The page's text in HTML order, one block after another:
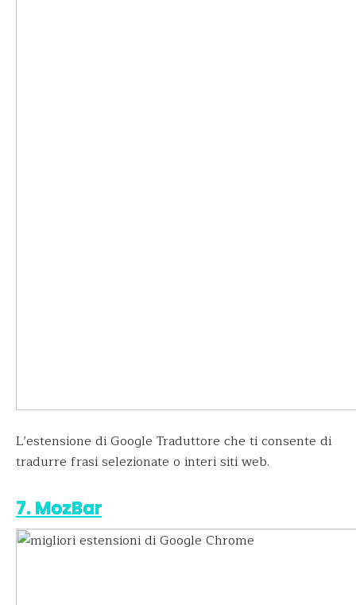
L’estensione di Google Traduttore che ti consente di
tradurre frasi selezionate o interi siti web.
7. MozBar